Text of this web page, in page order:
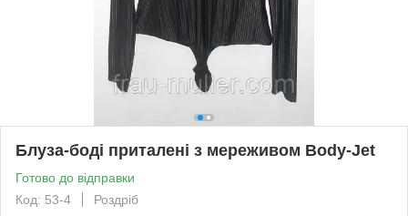
Блуза-боді приталені з мереживом Body-Jet
Готово до відправки
Код: 53-4
Роздріб